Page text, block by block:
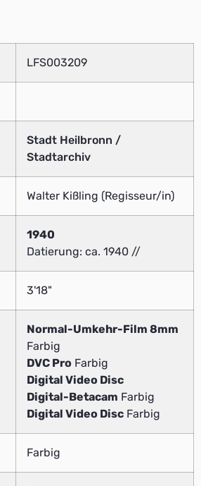
LFS003209
Stadt Heilbronn /
Stadtarchiv
Walter Kißling (Regisseur/in)
1940
Datierung: ca. 1940 //
3'18"
Normal-Umkehr-Film 8mm
Farbig
DVC Pro Farbig
Digital Video Disc
Digital-Betacam Farbig
Digital Video Disc Farbig
Farbig